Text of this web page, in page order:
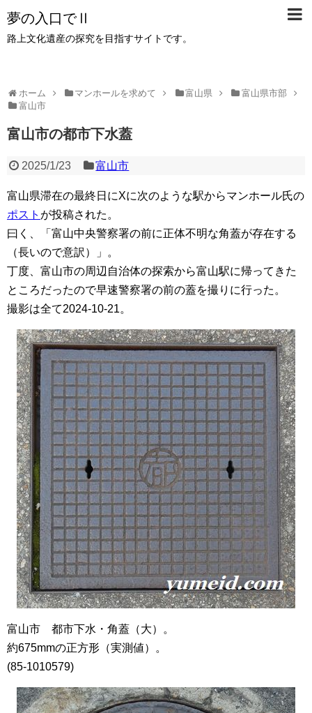
夢の入口でⅡ
路上文化遺産の探究を目指すサイトです。
ホーム マンホールを求めて 富山県
富山県市部
富山市
富山市の都市下水蓋
2025/1/23 富山市
富山県滞在の最終日にXに次のような駅からマンホール氏の
ポスト が投稿された。
曰く、「富山中央警察署の前に正体不明な角蓋が存在する
（長いので意訳）」。
丁度、富山市の周辺自治体の探索から富山駅に帰ってきた
ところだったので早速警察署の前の蓋を撮りに行った。
撮影は全て2024-10-21。
富山市 都市下水・角蓋（大）。
約675mmの正方形（実測値）。
(85-1010579)